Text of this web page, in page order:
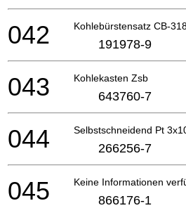
Kohlebürstensatz CB-
042 191978-9
Kohlekasten Zsb
043 643760-7
Selbstschneidend Pt
044 266256-7
Keine Informationen
045 866176-1